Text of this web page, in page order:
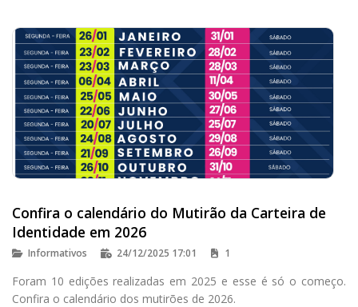
Confira o calendário do Mutirão da Carteira de
Identidade em 2026
Informativos 24/12/2025 17:01 1
Foram 10 edições realizadas em 2025 e esse é só o começo.
Confira o calendário dos mutirões de 2026.